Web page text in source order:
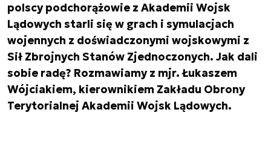
polscy podchorążowie z Akademii Wojsk
Lądowych starli się w grach i symulacjach
wojennych z doświadczonymi wojskowymi z
Sił Zbrojnych Stanów Zjednoczonych. Jak dali
sobie radę? Rozmawiamy z mjr. Łukaszem
Wójciakiem, kierownikiem Zakładu Obrony
Terytorialnej Akademii Wojsk Lądowych.